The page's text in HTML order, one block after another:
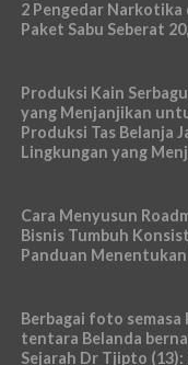
2 Pengedar
Paket Sabu Seberat
Produksi Kain
yang Menjanjikan
Produksi Tas Belanja
Lingkungan yang
Cara Menyusun
Bisnis Tumbuh
Panduan
Berbagai foto semasa
tentara Belanda
Sejarah Dr Tjipto (13):